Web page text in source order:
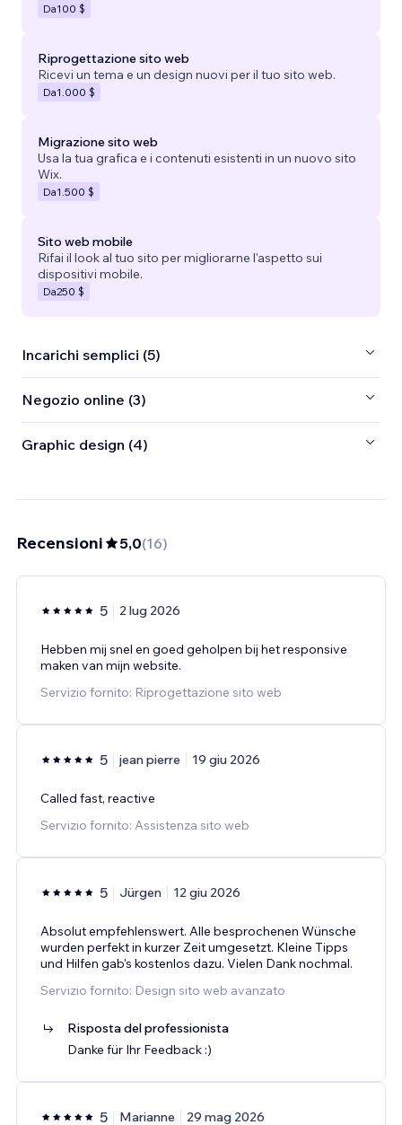
Da100 $
Riprogettazione sito web
Ricevi un tema e un design nuovi per il tuo sito web.
Da1.000 $
Migrazione sito web
Usa la tua grafica e i contenuti esistenti in un nuovo sito
Wix.
Da1.500 $
Sito web mobile
Rifai il look al tuo sito per migliorarne l'aspetto sui
dispositivi mobile.
Da250 $
Incarichi semplici (5)
Negozio online (3)
Graphic design (4)
Recensioni 5,0(16)
5 2 lug 2026
Hebben mij snel en goed geholpen bij het responsive
maken van mijn website.
Servizio fornito: Riprogettazione sito web
5 jean pierre 19 giu 2026
Called fast, reactive
Servizio fornito: Assistenza sito web
5 Jürgen 12 giu 2026
Absolut empfehlenswert. Alle besprochenen Wünsche
wurden perfekt in kurzer Zeit umgesetzt. Kleine Tipps
und Hilfen gab's kostenlos dazu. Vielen Dank nochmal.
Servizio fornito: Design sito web avanzato
Risposta del professionista
Danke für Ihr Feedback :)
5 Marianne 29 mag 2026